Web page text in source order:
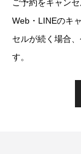
ご予約をキャン
Web・LINEのキ
セルが続く場合
す。